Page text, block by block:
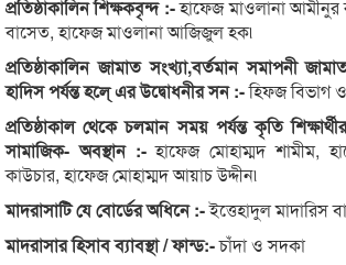
প্রতিষ্ঠাকালিন শিক্ষকবৃন্দ :-হাফেজ মাওলানা
বাসেত, হাফেজ মাওলানা আজিজুল হক৷
প্রতিষ্ঠাকালিন জামাত সংখ্যা,বর্তমান সমাপনী
হাদিস পর্যন্ত হলে্ এর উদ্বোধনীর সন :-হিফজ বিভাগ ও
প্রতিষ্ঠাকাল থেকে চলমান সময় পর্যন্ত কৃতি
সামাজিক- অবস্থান :-হাফেজ মোহাম্মদ শামীম,
কাউচার, হাফেজ মোহাম্মদ আয়াচ উদ্দীন৷
মাদরাসাটি যে বোর্ডের অধিনে :-ইত্তেহাদুল মাদারিস
মাদরাসার হিসাব ব্যাবস্থা / ফান্ড:-চাঁদা ও সদকা